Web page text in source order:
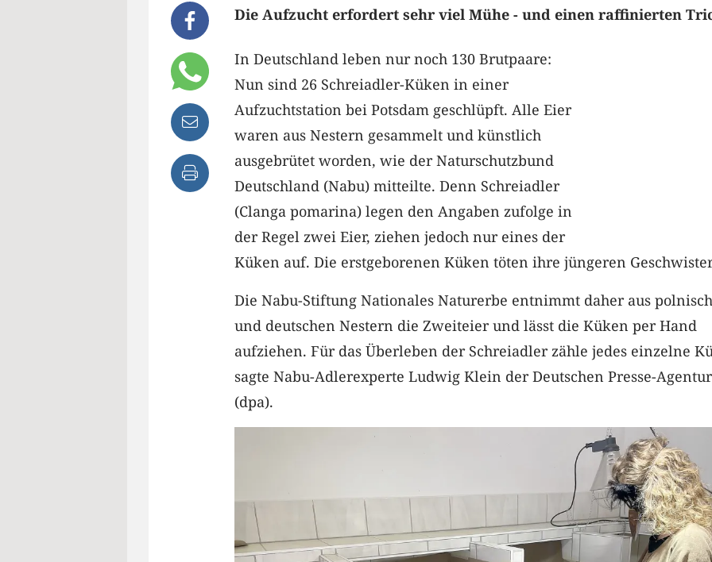
Die Aufzucht erfordert sehr viel Mühe - und einen raffinierten
In Deutschland leben nur noch 130 Brutpaare:
Nun sind 26 Schreiadler-Küken in einer
Aufzuchtstation bei Potsdam geschlüpft. Alle Eier
waren aus Nestern gesammelt und künstlich
ausgebrütet worden, wie der Naturschutzbund
Deutschland (Nabu) mitteilte. Denn Schreiadler
(Clanga pomarina) legen den Angaben zufolge in
der Regel zwei Eier, ziehen jedoch nur eines der
Küken auf. Die erstgeborenen Küken töten ihre jüngeren
Die Nabu-Stiftung Nationales Naturerbe entnimmt daher aus
und deutschen Nestern die Zweiteier und lässt die Küken per Hand
aufziehen. Für das Überleben der Schreiadler zähle jedes einzelne
sagte Nabu-Adlerexperte Ludwig Klein der Deutschen Presse-Agentur
(dpa).